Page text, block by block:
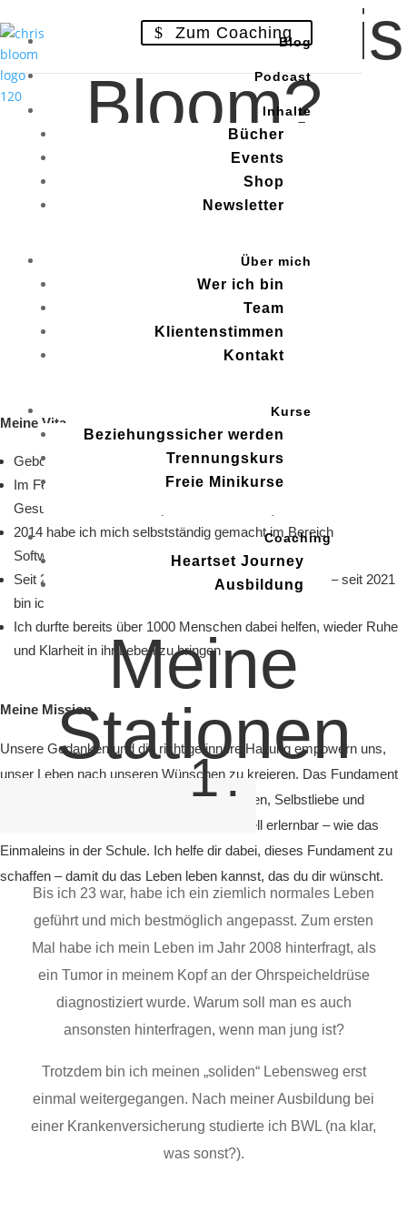
Zum CoachingBlog
Podcast
Inhalte
Bücher
Events
Shop
Newsletter
Über mich
Wer ich bin
Team
Klientenstimmen
Kontakt
Kurse
Beziehungssicher werden
Trennungskurs
Freie Minikurse
Coaching
Heartset Journey
Ausbildung
Wer ist Chris
Bloom?
3…2…1…Los!
Meine Vita
Geboren bin ich im April 1985 in Koblenz
Im Februar 2014 schloss ich mein Studium als
Gesundheitsökonom ab (Master of Science)
2014 habe ich mich selbstständig gemacht im Bereich
Software/Gesundheit
Seit 2017 arbeite ich als
, Autor und Podcaster – seit 2021
bin ich
Ich durfte bereits über 1000 Menschen dabei helfen, wieder Ruhe
und Klarheit in ihr Leben zu bringen
Meine Mission
Unsere Gedanken und die richtige innere Haltung empowern uns,
unser Leben nach unseren Wünschen zu kreieren. Das Fundament
hierfür bilden die drei Säulen: Selbstvertrauen, Selbstliebe und
Selbstkenntnis. Diese sind für uns individuell erlernbar – wie das
Einmaleins in der Schule. Ich helfe dir dabei, dieses Fundament zu
schaffen – damit du das Leben leben kannst, das du dir wünscht.
Meine
Stationen
1.
Bis ich 23 war, habe ich ein ziemlich normales Leben
geführt und mich bestmöglich angepasst. Zum ersten
Mal habe ich mein Leben im Jahr 2008 hinterfragt, als
ein Tumor in meinem Kopf an der Ohrspeicheldrüse
diagnostiziert wurde. Warum soll man es auch
ansonsten hinterfragen, wenn man jung ist?
Trotzdem bin ich meinen „soliden“ Lebensweg erst
einmal weitergegangen. Nach meiner Ausbildung bei
einer Krankenversicherung studierte ich BWL (na klar,
was sonst?).